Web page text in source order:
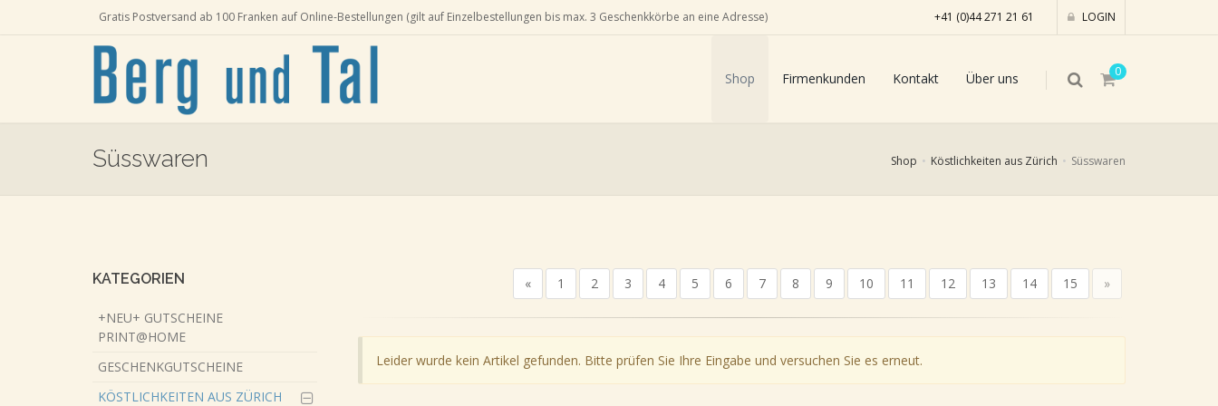
+41 (0)44 271 21 61 LOGIN
Gratis Postversand ab 100 Franken auf Online-Bestellungen (gilt auf Einzelbestellungen bis max. 3 Geschenkkörbe an eine Adresse)
0
Shop Firmenkunden Kontakt Über uns
Süsswaren Shop Köstlichkeiten aus Zürich Süsswaren
KATEGORIEN
+NEU+ GUTSCHEINE
PRINT@HOME
GESCHENKGUTSCHEINE
KÖSTLICHKEITEN AUS ZÜRICH
« 1 2 3 4 5 6 7 8 9 10 11 12 13 14 15 »
Leider wurde kein Artikel gefunden. Bitte prüfen Sie Ihre Eingabe und versuchen Sie es erneut.